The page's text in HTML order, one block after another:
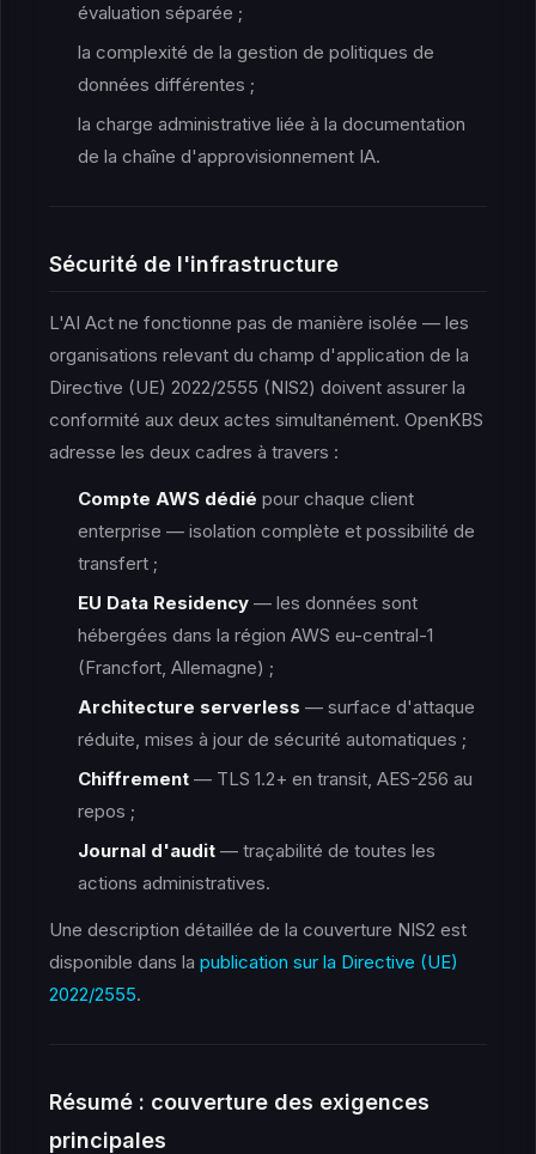
évaluation séparée ;
la complexité de la gestion de politiques de
données différentes ;
la charge administrative liée à la documentation
de la chaîne d'approvisionnement IA.
Sécurité de l'infrastructure
L'AI Act ne fonctionne pas de manière isolée — les
organisations relevant du champ d'application de la
Directive (UE) 2022/2555 (NIS2) doivent assurer la
conformité aux deux actes simultanément. OpenKBS
adresse les deux cadres à travers :
Compte AWS dédié pour chaque client
enterprise — isolation complète et possibilité de
transfert ;
EU Data Residency — les données sont
hébergées dans la région AWS eu-central-1
(Francfort, Allemagne) ;
Architecture serverless — surface d'attaque
réduite, mises à jour de sécurité automatiques ;
Chiffrement — TLS 1.2+ en transit, AES-256 au
repos ;
Journal d'audit — traçabilité de toutes les
actions administratives.
Une description détaillée de la couverture NIS2 est
disponible dans la publication sur la Directive (UE)
2022/2555.
Résumé : couverture des exigences
principales